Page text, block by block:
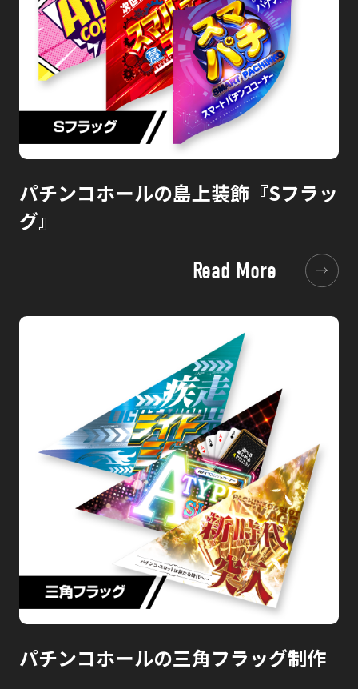
パチンコホールの島上装飾『Sフラッ
グ』
Read More
パチンコホールの三角フラッグ制作